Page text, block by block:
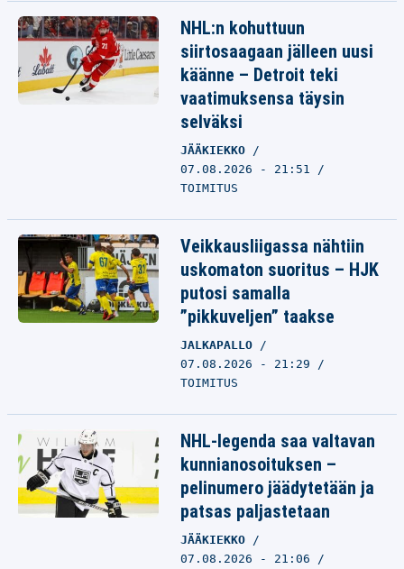
NHL:n kohuttuun
siirtosaagaan jälleen uusi
käänne – Detroit teki
vaatimuksensa täysin
selväksi
JÄÄKIEKKO
07.08.2026 - 21:51
TOIMITUS
Veikkausliigassa nähtiin
uskomaton suoritus – HJK
putosi samalla
”pikkuveljen” taakse
JALKAPALLO
07.08.2026 - 21:29
TOIMITUS
NHL-legenda saa valtavan
kunnianosoituksen –
pelinumero jäädytetään ja
patsas paljastetaan
JÄÄKIEKKO
07.08.2026 - 21:06